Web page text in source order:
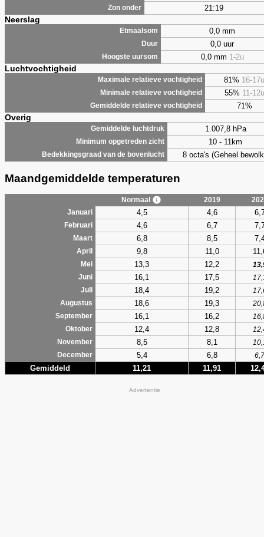
Zon onder 21:19
Neerslag
Etmaalsom 0,0 mm
Duur 0,0 uur
Hoogste uursom 0,0 mm 1-2u
Luchtvochtigheid
Maximale relatieve vochtigheid 81% 16-17u
Minimale relatieve vochtigheid 55% 11-12u
Gemiddelde relatieve vochtigheid 71%
Overig
Gemiddelde luchtdruk 1.007,8 hPa
Minimum opgetreden zicht 10 - 11km
Bedekkingsgraad van de bovenlucht 8 octa's (Geheel
Maandgemiddelde temperaturen
Normaal 2019
Januari
4,5 4,6
Februari 4,6 6,7
Maart 6,8 8,5
April 9,8 11,0
Mei 13,3 12,2
Juni
16,1 17,5
Juli
18,4 19,2
Augustus
18,6 19,3
September
16,1 16,2
Oktober
12,4 12,8
November
8,5 8,1
December
5,4 6,8 6,7
Gemiddeld 11,21 11,91
Advertentie